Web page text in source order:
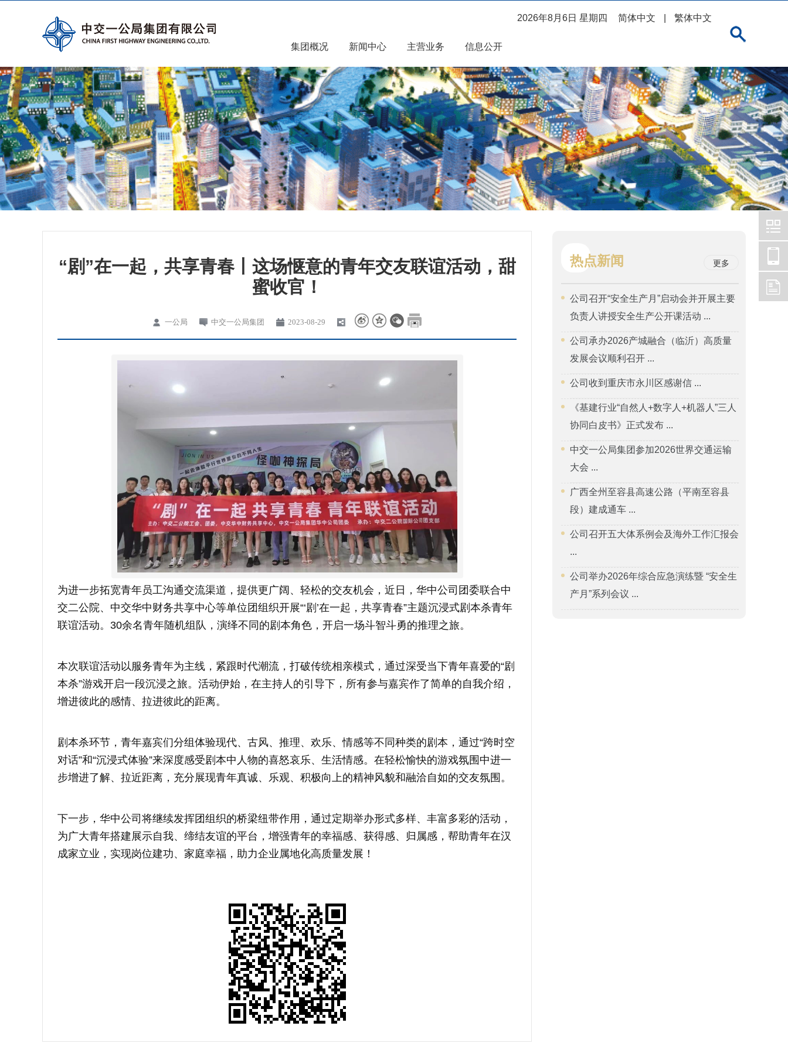
2026年8月6日 星期四 简体中文 繁体中文
集团概况 新闻中心 主营业务 信息公开
“剧”在一起，共享青春丨这场惬意的青年交友联谊活动，甜
蜜收官！
一公局 中交一公局集团 2023-08-29
为进一步拓宽青年员工沟通交流渠道，提供更广阔、轻松的交友机会，近日，华中公司团委联合中
交二公院、中交华中财务共享中心等单位团组织开展“‘剧’在一起，共享青春”主题沉浸式剧本杀青年
联谊活动。30余名青年随机组队，演绎不同的剧本角色，开启一场斗智斗勇的推理之旅。
本次联谊活动以服务青年为主线，紧跟时代潮流，打破传统相亲模式，通过深受当下青年喜爱的“剧
本杀”游戏开启一段沉浸之旅。活动伊始，在主持人的引导下，所有参与嘉宾作了简单的自我介绍，
增进彼此的感情、拉进彼此的距离。
剧本杀环节，青年嘉宾们分组体验现代、古风、推理、欢乐、情感等不同种类的剧本，通过“跨时空
对话”和“沉浸式体验”来深度感受剧本中人物的喜怒哀乐、生活情感。在轻松愉快的游戏氛围中进一
步增进了解、拉近距离，充分展现青年真诚、乐观、积极向上的精神风貌和融洽自如的交友氛围。
下一步，华中公司将继续发挥团组织的桥梁纽带作用，通过定期举办形式多样、丰富多彩的活动，
为广大青年搭建展示自我、缔结友谊的平台，增强青年的幸福感、获得感、归属感，帮助青年在汉
成家立业，实现岗位建功、家庭幸福，助力企业属地化高质量发展！
热点新闻 更多
公司召开“安全生产月”启动会并开展主要
负责人讲授安全生产公开课活动 ...
公司承办2026产城融合（临沂）高质量
发展会议顺利召开 ...
公司收到重庆市永川区感谢信 ...
《基建行业“自然人+数字人+机器人”三人
协同白皮书》正式发布 ...
中交一公局集团参加2026世界交通运输
大会 ...
广西全州至容县高速公路（平南至容县
段）建成通车 ...
公司召开五大体系例会及海外工作汇报会
...
公司举办2026年综合应急演练暨 “安全生
产月”系列会议 ...